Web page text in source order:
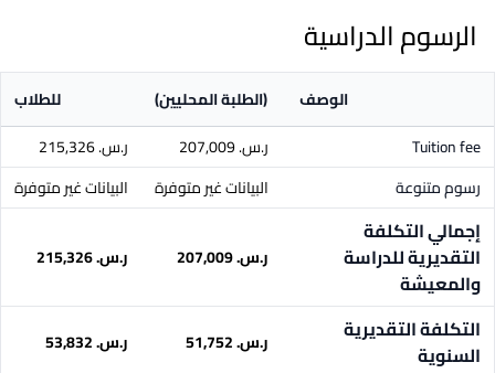
الرسوم الدراسية
الوصف (الطلبة المحليين)
للطلاب
Tuition fee
ر.س.‏ 207,009
ر.س.‏ 215,326
رسوم متنوعة
البيانات غير متوفرة البيانات غير متوفرة
إجمالي التكلفة
التقديرية للدراسة
والمعيشة
ر.س.‏ 207,009 ر.س.‏ 215,326
التكلفة التقديرية
السنوية
ر.س.‏ 51,752 ر.س.‏ 53,832